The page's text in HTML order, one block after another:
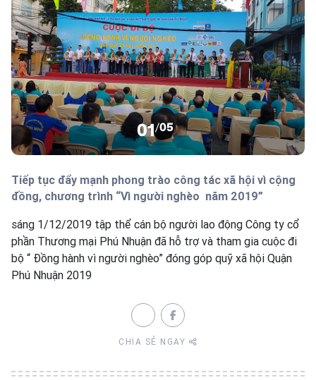
01/05
Tiếp tục đẩy mạnh phong trào công tác xã hội vì cộng
đồng, chương trình “Vì người nghèo năm 2019”
sáng 1/12/2019 tập thể cán bộ người lao động Công ty cổ
phần Thương mại Phú Nhuận đã hỗ trợ và tham gia cuộc đi
bộ “ Đồng hành vì người nghèo” đóng góp quỹ xã hội Quận
Phú Nhuận 2019
CHIA SẺ NGAY